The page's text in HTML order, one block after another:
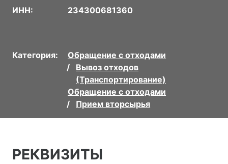
ИНН: 234300681360
Категория:
Обращение с отходами
Вывоз отходов
(Транспортирование)
Обращение с отходами
Прием вторсырья
РЕКВИЗИТЫ